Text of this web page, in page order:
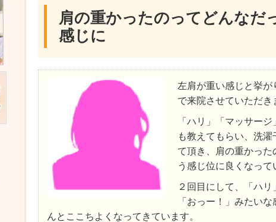
肩の重かったのってどんなだ
感じに
左肩が重い感じと挙
で来院させていただき
「ハリ」「マッサー
も教えてもらい、 洗濯
て頂き、肩の重かっ
う感じ位に良くなって
２回目にして、「ハ
「おっー！」みたい
んとここちよくなってきています。